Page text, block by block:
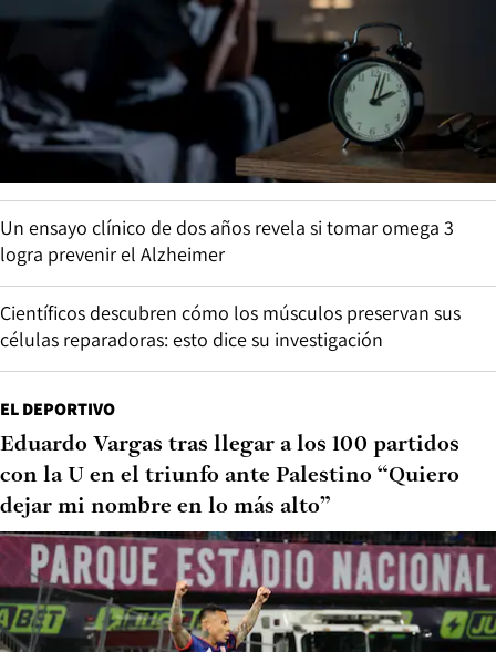
Un ensayo clínico de dos años revela si tomar omega 3
logra prevenir el Alzheimer
Científicos descubren cómo los músculos preservan sus
células reparadoras: esto dice su investigación
EL DEPORTIVO
Eduardo Vargas tras llegar a los 100 partidos
con la U en el triunfo ante Palestino “Quiero
dejar mi nombre en lo más alto”